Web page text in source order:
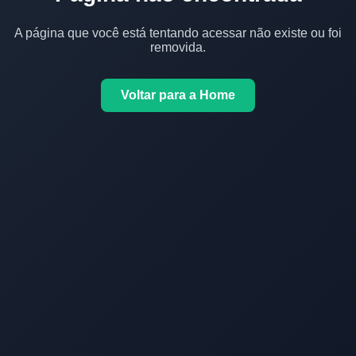
A página que você está tentando acessar não existe ou foi
removida.
Voltar para a Home